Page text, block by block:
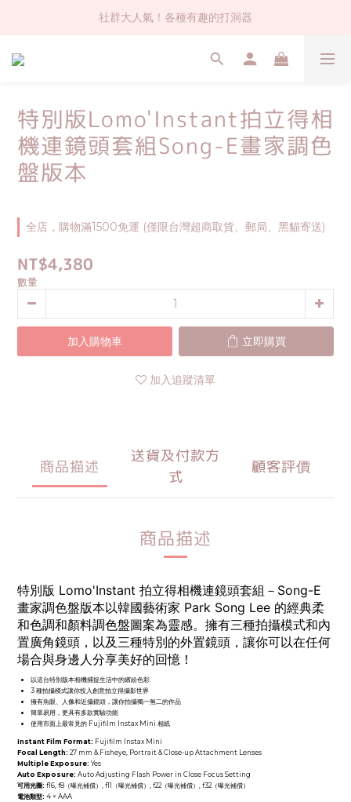
社群大人氣！各種有趣的打洞器
社群大人氣！各種有趣的打洞器
超值$59人氣日本製貼紙！還不買爆
社群大人氣！各種有趣的打洞器
特別版Lomo'Instant拍立得相
機連鏡頭套組Song-E畫家調色
盤版本
全店，購物滿1500免運 (僅限台灣超商取貨、郵局、黑貓寄送)
NT$4,380
數量
加入購物車 立即購買
加入追蹤清單
商品描述
送貨及付款方
式
顧客評價
商品描述
特別版 Lomo'Instant 拍立得相機連鏡頭套組－Song-E
畫家調色盤版本以韓國藝術家 Park Song Lee 的經典柔
和色調和顏料調色盤圖案為靈感。擁有三種拍攝模式和內
置廣角鏡頭，以及三種特別的外置鏡頭，讓你可以在任何
場合與身邊人分享美好的回憶！
以這台特別版本相機捕捉生活中的繽紛色彩
3 種拍攝模式讓你投入創意拍立得攝影世界
擁有魚眼、人像和近攝鏡頭，讓你拍攝獨一無二的作品
簡單易用，更具有多款實驗功能
使用市面上最常見的 Fujifilm Instax Mini 相紙
Instant Film Format: Fujifilm Instax Mini
Focal Length: 27 mm & Fisheye, Portrait & Close-up Attachment Lenses
Multiple Exposure: Yes
Auto Exposure: Auto Adjusting Flash Power in Close Focus Setting
可用光圈: f16, f8（曝光補償）, f11（曝光補償）, f22（曝光補償）, f32（曝光補償）
電池類型: 4 × AAA